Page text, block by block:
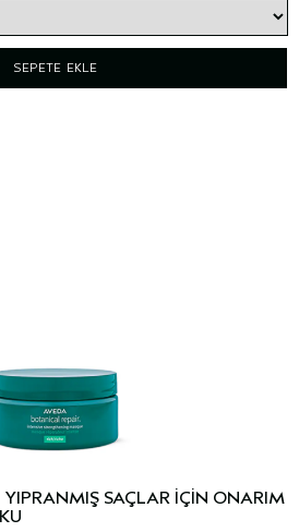
SEPETE EKLE
SAÇLAR İÇİN ONARIM